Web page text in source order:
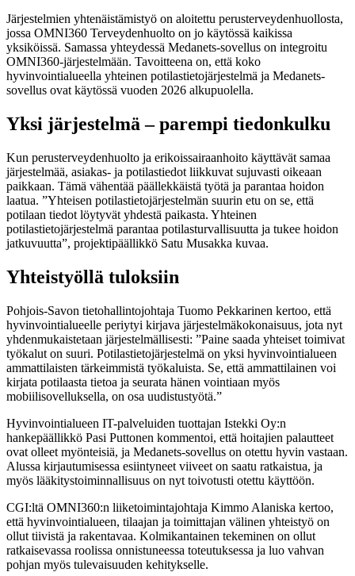
Järjestelmien yhtenäistämistyö on aloitettu perusterveydenhuollosta,
jossa OMNI360 Terveydenhuolto on jo käytössä kaikissa
yksiköissä. Samassa yhteydessä Medanets-sovellus on integroitu
OMNI360-järjestelmään. Tavoitteena on, että koko
hyvinvointialueella yhteinen potilastietojärjestelmä ja Medanets-
sovellus ovat käytössä vuoden 2026 alkupuolella.
Yksi järjestelmä – parempi tiedonkulku
Kun perusterveydenhuolto ja erikoissairaanhoito käyttävät samaa
järjestelmää, asiakas- ja potilastiedot liikkuvat sujuvasti oikeaan
paikkaan. Tämä vähentää päällekkäistä työtä ja parantaa hoidon
laatua. ”Yhteisen potilastietojärjestelmän suurin etu on se, että
potilaan tiedot löytyvät yhdestä paikasta. Yhteinen
potilastietojärjestelmä parantaa potilasturvallisuutta ja tukee hoidon
jatkuvuutta”, projektipäällikkö Satu Musakka kuvaa.
Yhteistyöllä tuloksiin
Pohjois-Savon tietohallintojohtaja Tuomo Pekkarinen kertoo, että
hyvinvointialueelle periytyi kirjava järjestelmäkokonaisuus, jota nyt
yhdenmukaistetaan järjestelmällisesti: ”Paine saada yhteiset toimivat
työkalut on suuri. Potilastietojärjestelmä on yksi hyvinvointialueen
ammattilaisten tärkeimmistä työkaluista. Se, että ammattilainen voi
kirjata potilaasta tietoa ja seurata hänen vointiaan myös
mobiilisovelluksella, on osa uudistustyötä.”
Hyvinvointialueen IT-palveluiden tuottajan Istekki Oy:n
hankepäällikkö Pasi Puttonen kommentoi, että hoitajien palautteet
ovat olleet myönteisiä, ja Medanets-sovellus on otettu hyvin vastaan.
Alussa kirjautumisessa esiintyneet viiveet on saatu ratkaistua, ja
myös lääkitystoiminnallisuus on nyt toivotusti otettu käyttöön.
CGI:ltä OMNI360:n liiketoimintajohtaja Kimmo Alaniska kertoo,
että hyvinvointialueen, tilaajan ja toimittajan välinen yhteistyö on
ollut tiivistä ja rakentavaa. Kolmikantainen tekeminen on ollut
ratkaisevassa roolissa onnistuneessa toteutuksessa ja luo vahvan
pohjan myös tulevaisuuden kehitykselle.